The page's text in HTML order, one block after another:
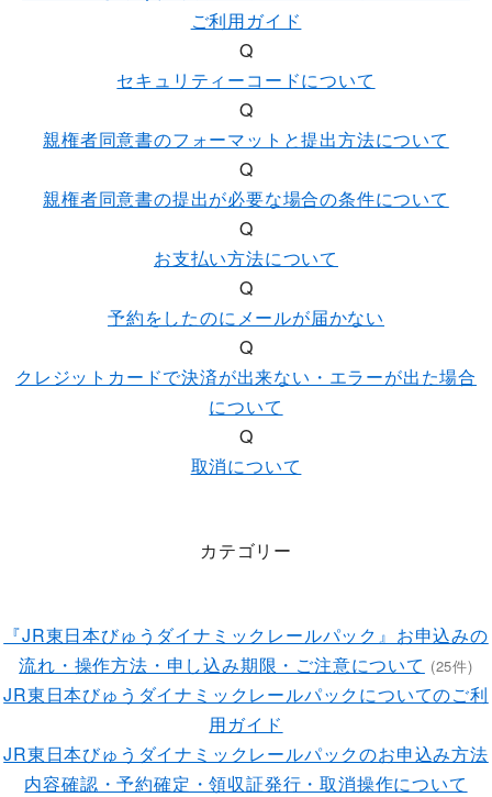
ご利用ガイド
Q
セキュリティーコードについて
Q
親権者同意書のフォーマットと提出方法について
Q
親権者同意書の提出が必要な場合の条件について
Q
お支払い方法について
Q
予約をしたのにメールが届かない
Q
クレジットカードで決済が出来ない・エラーが出た場合
について
Q
取消について
カテゴリー
『JR東日本びゅうダイナミックレールパック』お申込みの
流れ・操作方法・申し込み期限・ご注意について (25件)
JR東日本びゅうダイナミックレールパックについてのご利
用ガイド
JR東日本びゅうダイナミックレールパックのお申込み方法
内容確認・予約確定・領収証発行・取消操作について